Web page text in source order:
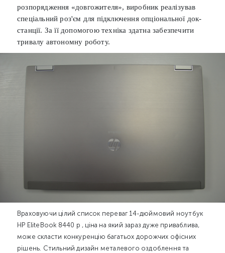
розпорядження «довгожителя», виробник реалізував
спеціальний роз'єм для підключення опціональної док-
станції. За її допомогою техніка здатна забезпечити
тривалу автономну роботу.
Враховуючи цілий список переваг 14-дюймовий ноутбук
HP EliteBook 8440 p , ціна на який зараз дуже приваблива,
може скласти конкуренцію багатьох дорожчих офісних
рішень. Стильний дизайн металевого оздоблення та